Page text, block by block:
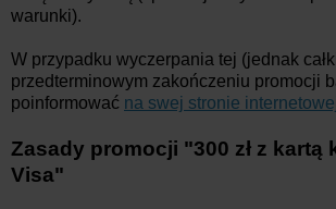
warunki).
W przypadku wyczerpania tej (jednak
przedterminowym zakończeniu promocji
poinformować na swej stronie
Zasady promocji "300 zł z kartą
Visa"